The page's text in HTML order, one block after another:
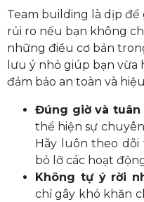
Team building là dịp
rủi ro nếu bạn không
những điều cơ bản
lưu ý nhỏ giúp bạn vừa
đảm bảo an toàn và
Đúng giờ và
thể hiện sự
Hãy luôn theo
bỏ lỡ các hoạt
Không tự ý rời
chỉ gây khó khăn